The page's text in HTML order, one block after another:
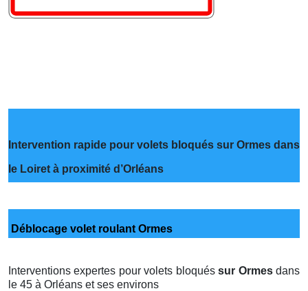
Intervention rapide pour volets bloqués sur Ormes dans
le Loiret à proximité d’Orléans
Déblocage volet roulant Ormes
Interventions expertes pour volets bloquéssur Ormesdans
le 45 à Orléans et ses environs